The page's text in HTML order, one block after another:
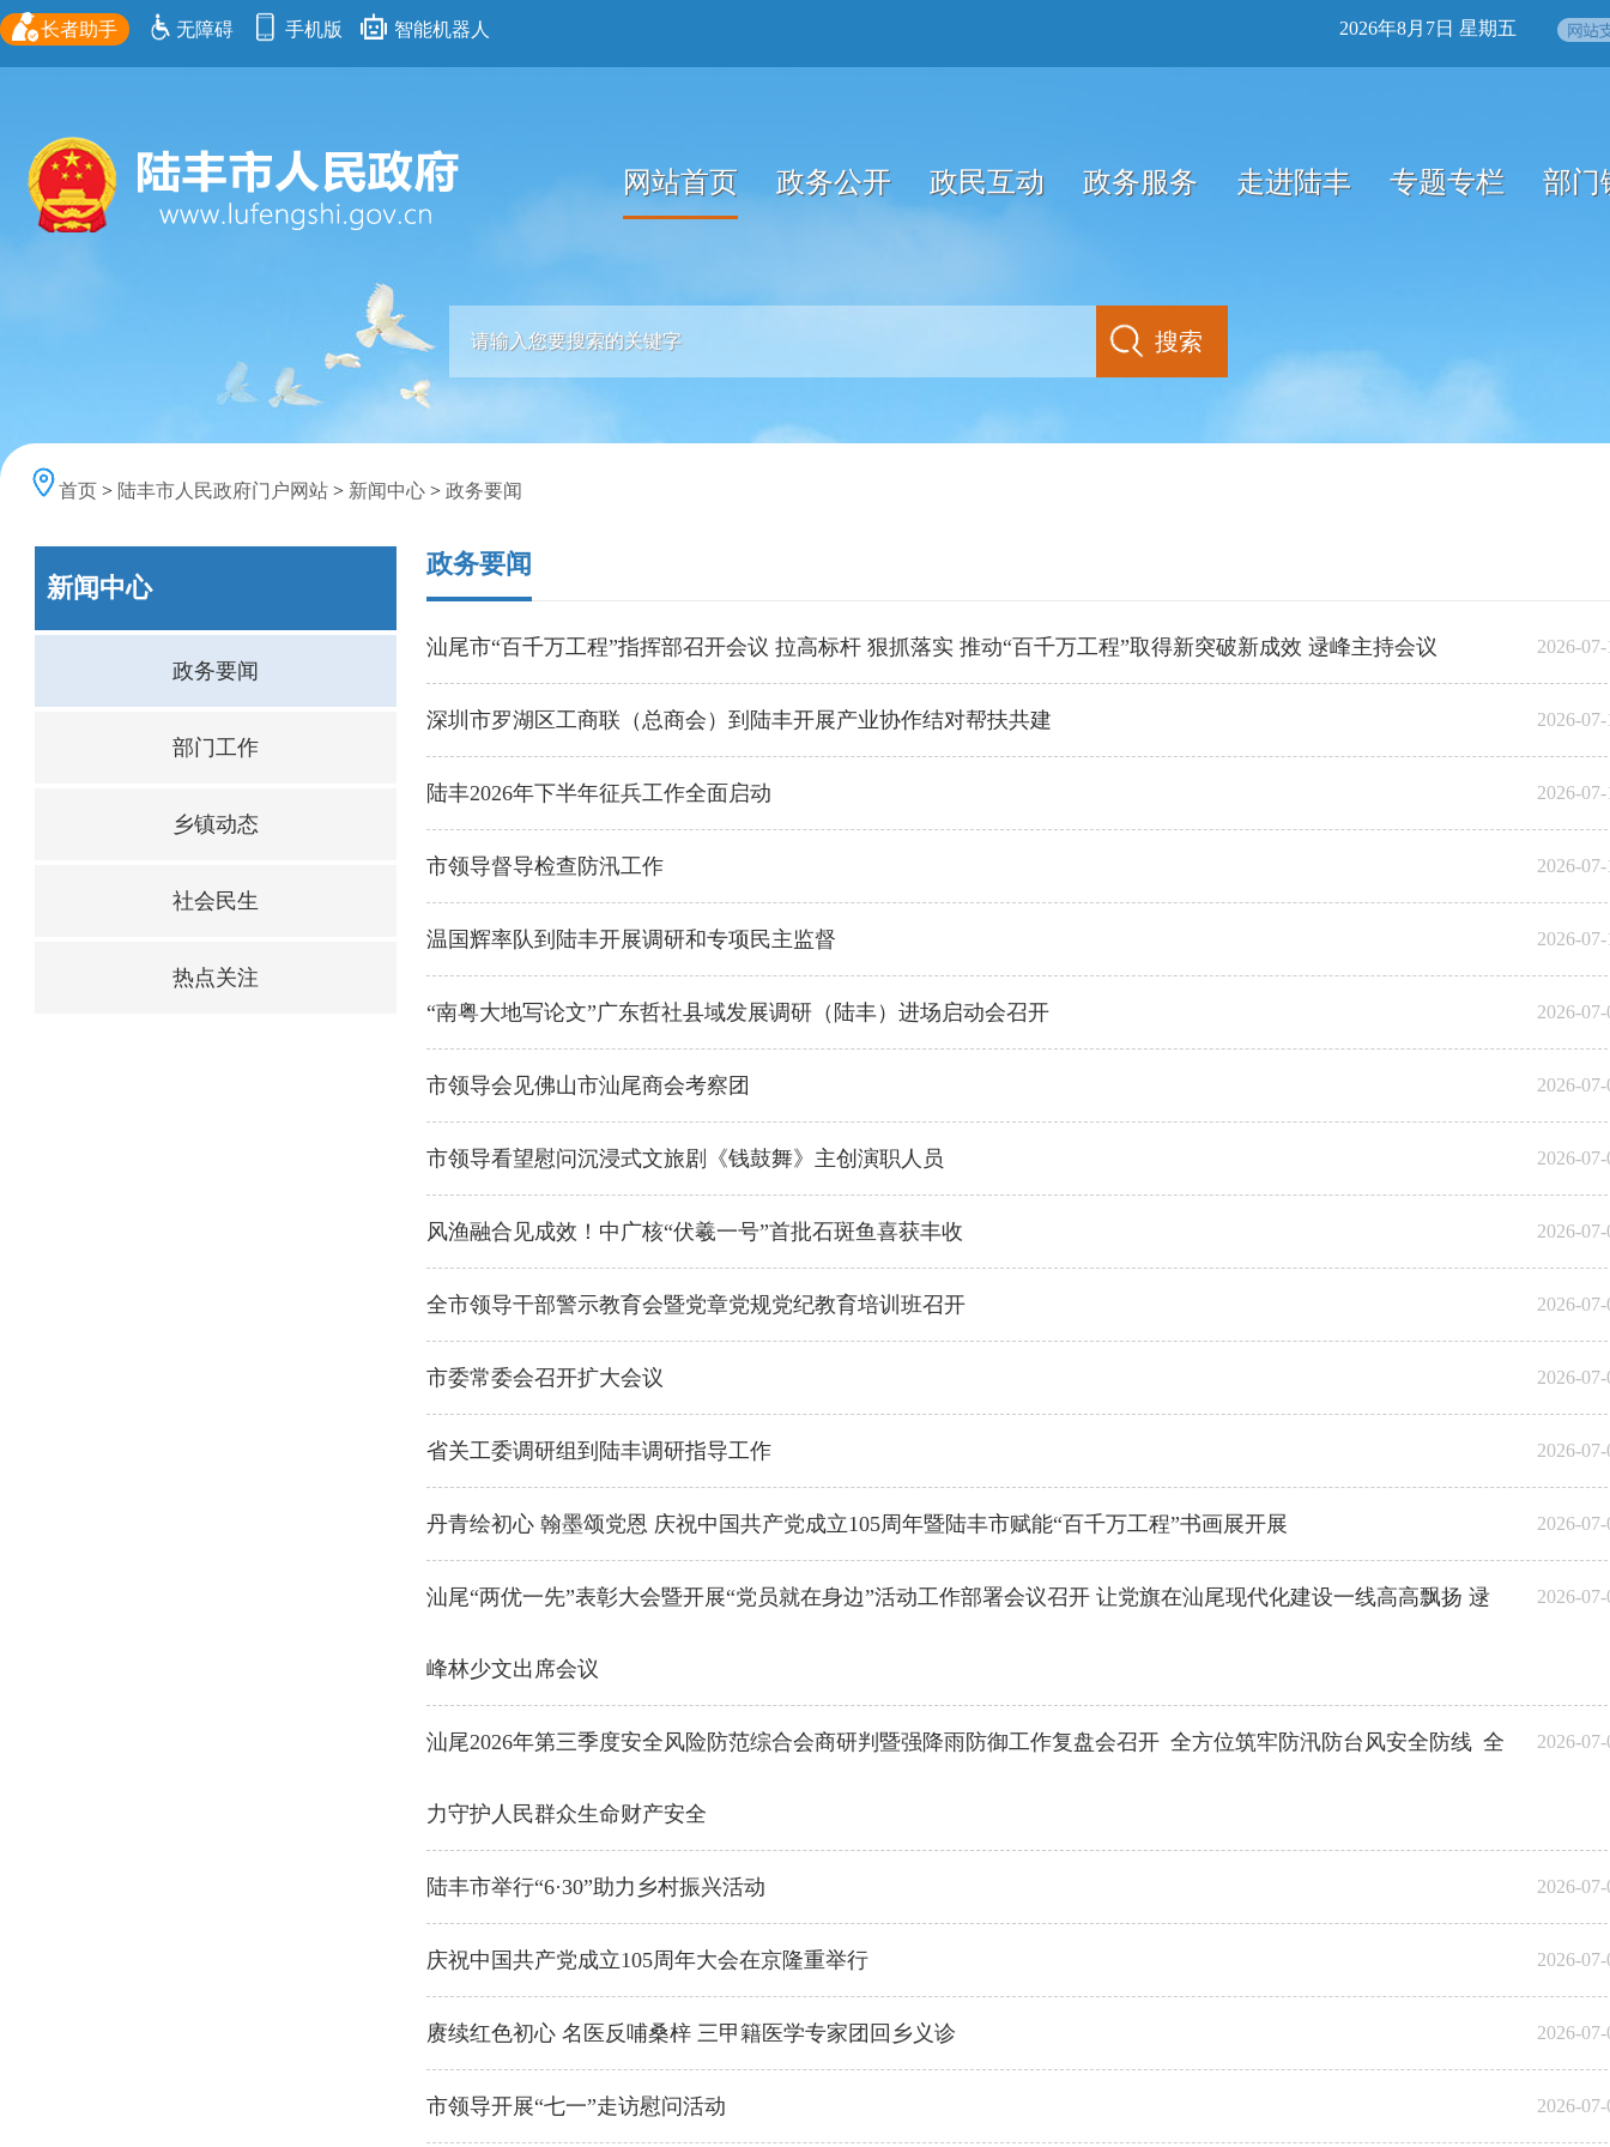
长者助手 无障碍 手机版 智能机器人 2026年8月7日 星期五
网站首页 政务公开 政民互动 政务服务 走进陆丰 专题专栏 部门
首页 > 陆丰市人民政府门户网站 > 新闻中心 > 政务要闻
新闻中心
政务要闻
部门工作
乡镇动态
社会民生
热点关注
政务要闻
汕尾市“百千万工程”指挥部召开会议 拉高标杆 狠抓落实 推动“百千万工程”取得新突破新成效 逯峰主持会议 2026-
深圳市罗湖区工商联（总商会）到陆丰开展产业协作结对帮扶共建 2026-
陆丰2026年下半年征兵工作全面启动 2026-
市领导督导检查防汛工作 2026-
温国辉率队到陆丰开展调研和专项民主监督 2026-
“南粤大地写论文”广东哲社县域发展调研（陆丰）进场启动会召开 2026-
市领导会见佛山市汕尾商会考察团 2026-
市领导看望慰问沉浸式文旅剧《钱鼓舞》主创演职人员 2026-
风渔融合见成效！中广核“伏羲一号”首批石斑鱼喜获丰收 2026-
全市领导干部警示教育会暨党章党规党纪教育培训班召开 2026-
市委常委会召开扩大会议 2026-
省关工委调研组到陆丰调研指导工作 2026-
丹青绘初心 翰墨颂党恩 庆祝中国共产党成立105周年暨陆丰市赋能“百千万工程”书画展开展 2026-
汕尾“两优一先”表彰大会暨开展“党员就在身边”活动工作部署会议召开 让党旗在汕尾现代化建设一线高高飘扬 逯
峰林少文出席会议
2026-
汕尾2026年第三季度安全风险防范综合会商研判暨强降雨防御工作复盘会召开 全方位筑牢防汛防台风安全防线 全
力守护人民群众生命财产安全
2026-
陆丰市举行“6·30”助力乡村振兴活动 2026-
庆祝中国共产党成立105周年大会在京隆重举行 2026-
赓续红色初心 名医反哺桑梓 三甲籍医学专家团回乡义诊 2026-
市领导开展“七一”走访慰问活动 2026-